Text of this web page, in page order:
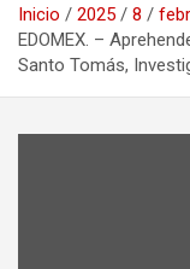
Inicio 2025 8
EDOMEX. –
Santo Tomás,